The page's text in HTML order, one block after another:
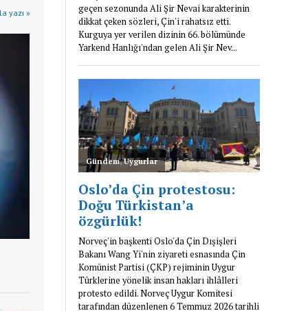
yazı »